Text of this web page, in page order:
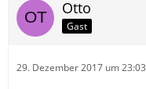
Otto
Gast
29. Dezember 2017 um 23:03